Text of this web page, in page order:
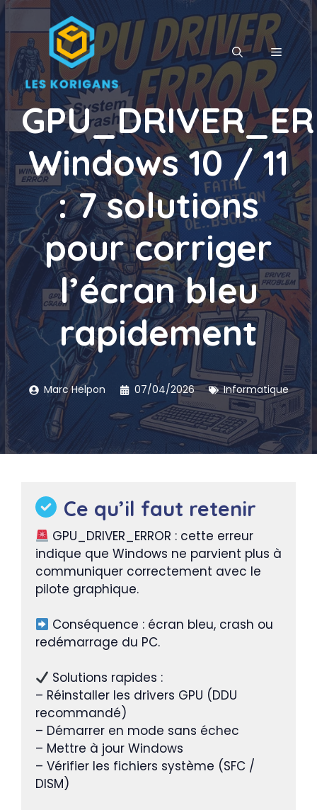
Aller
contenu
MENU
Windows 10 / 11
: 7 solutions
pour corriger
l’écran bleu
rapidement
Marc Helpon 07/04/2026 Informatique
Ce qu’il faut retenir
GPU_DRIVER_ERROR : cette erreur
indique que Windows ne parvient plus à
communiquer correctement avec le
pilote graphique.
Conséquence : écran bleu, crash ou
redémarrage du PC.
Solutions rapides :
– Réinstaller les drivers GPU (DDU
recommandé)
– Démarrer en mode sans échec
– Mettre à jour Windows
– Vérifier les fichiers système (SFC /
DISM)